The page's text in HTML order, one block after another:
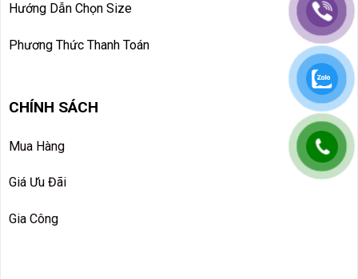
Hướng Dẫn Chọn Size
Phương Thức Thanh Toán
CHÍNH SÁCH
Mua Hàng
Giá Ưu Đãi
Gia Công